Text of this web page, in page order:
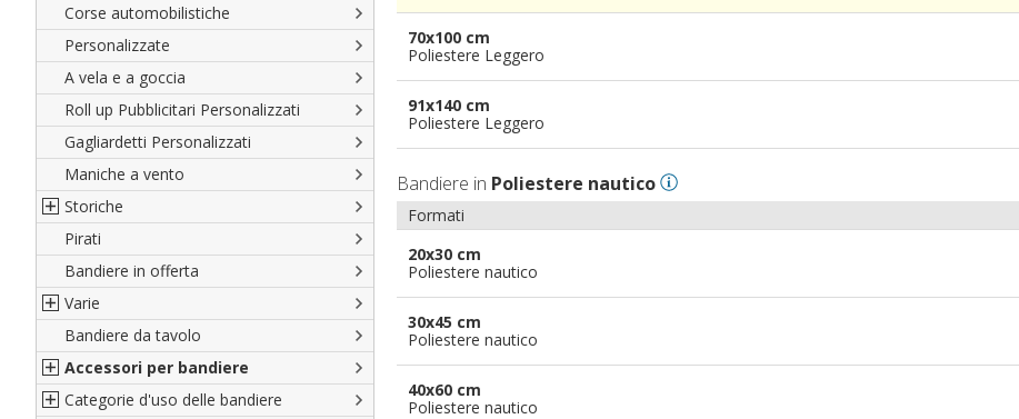
Asia
Oceania
Francesi
Spagnole
Austriache
Tedesche
Regioni varie
Province Spagnole
Francia d'oltremare
Territori britannici d'oltremare
Varie Province del Mondo
Città spagnole
Città francesi
Città del mondo
Militari e Mercantili
Codice internazionale nautico
Gran Pavese
Da spiaggia
Di cortesia
Corse automobilistiche
Personalizzate
A vela e a goccia
Roll up Pubblicitari Personalizzati
Gagliardetti Personalizzati
Maniche a vento
Storiche
Italiane
Porte di Milano
Francesi
Americane
Britanniche
Resto del Mondo
Pirati
Bandiere in offerta
Varie
Bandiere del CICAP - Think Deep
Bandiere di Orgoglio Bresciano
Organizzazioni internazionali
Bandiere da tavolo
Accessori per bandiere
Accessori per bandiere
Categorie d'uso delle bandiere
70x100 cm
Poliestere Leggero
91x140 cm
Poliestere Leggero
Bandiere in Poliestere nautico
Formati
20x30 cm
Poliestere nautico
30x45 cm
Poliestere nautico
40x60 cm
Poliestere nautico